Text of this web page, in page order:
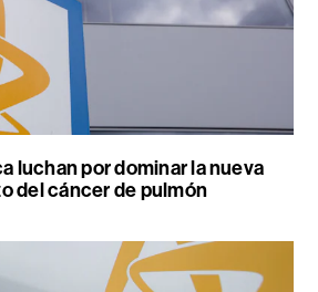
luchan por dominar la nueva
del cáncer de pulmón